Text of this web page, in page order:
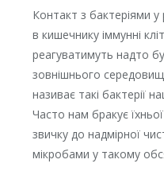
Контакт з бактеріями
в кишечнику іммунні
реагуватимуть надто
зовнішнього
називає такі бактерії
Часто нам бракує
звичку до надмірної
мікробами у такому